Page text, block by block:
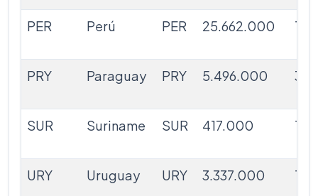
PER Perú PER 25.662.000
PRY Paraguay PRY 5.496.000
SUR Suriname SUR 417.000
URY Uruguay URY 3.337.000